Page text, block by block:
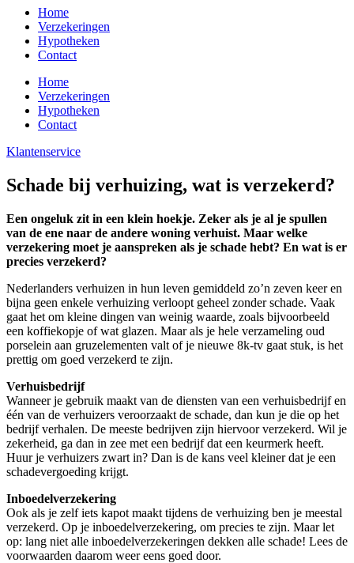
Home
Verzekeringen
Hypotheken
Contact
Home
Verzekeringen
Hypotheken
Contact
Klantenservice
Schade bij verhuizing, wat is verzekerd?
Een ongeluk zit in een klein hoekje. Zeker als je al je spullen
van de ene naar de andere woning verhuist. Maar welke
verzekering moet je aanspreken als je schade hebt? En wat is er
precies verzekerd?
Nederlanders verhuizen in hun leven gemiddeld zo’n zeven keer en
bijna geen enkele verhuizing verloopt geheel zonder schade. Vaak
gaat het om kleine dingen van weinig waarde, zoals bijvoorbeeld
een koffiekopje of wat glazen. Maar als je hele verzameling oud
porselein aan gruzelementen valt of je nieuwe 8k-tv gaat stuk, is het
prettig om goed verzekerd te zijn.
Verhuisbedrijf
Wanneer je gebruik maakt van de diensten van een verhuisbedrijf en
één van de verhuizers veroorzaakt de schade, dan kun je die op het
bedrijf verhalen. De meeste bedrijven zijn hiervoor verzekerd. Wil je
zekerheid, ga dan in zee met een bedrijf dat een keurmerk heeft.
Huur je verhuizers zwart in? Dan is de kans veel kleiner dat je een
schadevergoeding krijgt.
Inboedelverzekering
Ook als je zelf iets kapot maakt tijdens de verhuizing ben je meestal
verzekerd. Op je inboedelverzekering, om precies te zijn. Maar let
op: lang niet alle inboedelverzekeringen dekken alle schade! Lees de
voorwaarden daarom weer eens goed door.